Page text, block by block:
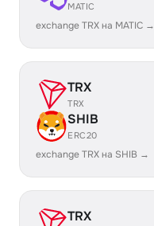
MATIC
exchange TRX на MATIC →
TRX
TRX
SHIB
ERC20
exchange TRX на SHIB →
TRX